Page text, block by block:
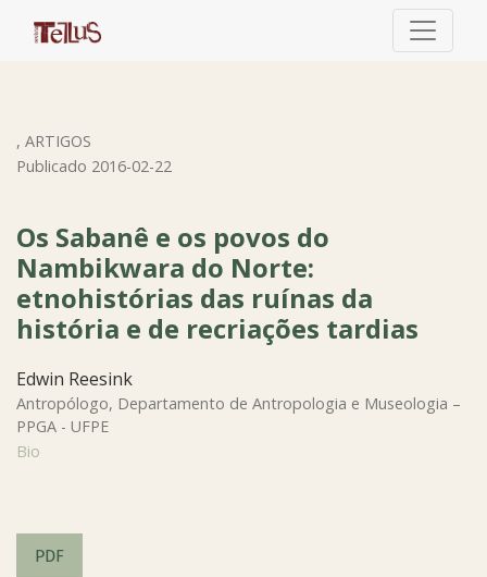
Os Sabanê e os povos do Nambikwara do Norte:
, ARTIGOS
Os Sabanê e os povos do
Nambikwara do Norte:
etnohistórias das ruínas da
história e de recriações tardias
Publicado 2016-02-22
Edwin Reesink
Antropólogo, Departamento de Antropologia e Museologia –
PPGA - UFPE
Bio
PDF